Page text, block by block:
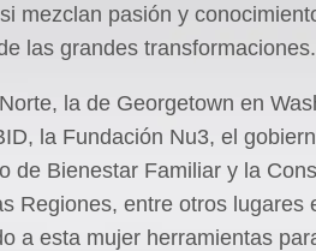
mezclan pasión y
las grandes transformaciones.
la de Georgetown en
la Fundación Nu3, el
de Bienestar Familiar y la
Regiones, entre otros lugares
a esta mujer herramientas